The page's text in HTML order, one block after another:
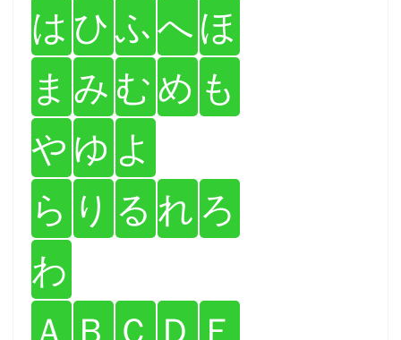
は ひふへほ
ま み むめ も
や ゆ よ
ら り る れ ろ
わ
Ａ Ｂ Ｃ Ｄ Ｅ